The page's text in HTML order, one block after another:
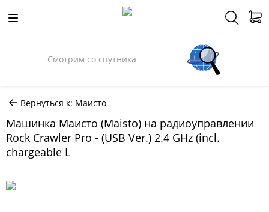
Смотрим со спутника
Вернуться к: Маисто
Машинка Маисто (Maisto) на радиоуправлении
Rock Crawler Pro - (USB Ver.) 2.4 GHz (incl.
chargeable L